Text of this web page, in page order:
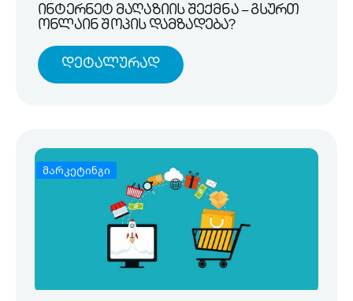
ინტერნეტ მაღაზიის შექმნა – გსურთ
ონლაინ შოპის დამზადება?
Დეტალურად
მარკეტინგი